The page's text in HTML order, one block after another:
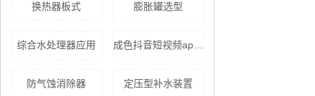
换热器板式 膨胀罐选型
综合水处理器应用 成色抖音短视频appios安装设备
防气蚀消除器 定压型补水装置